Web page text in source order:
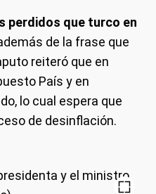
perdidos que turco en
de la frase que
reiteró que en
País y en
lo cual espera que
de desinflación.